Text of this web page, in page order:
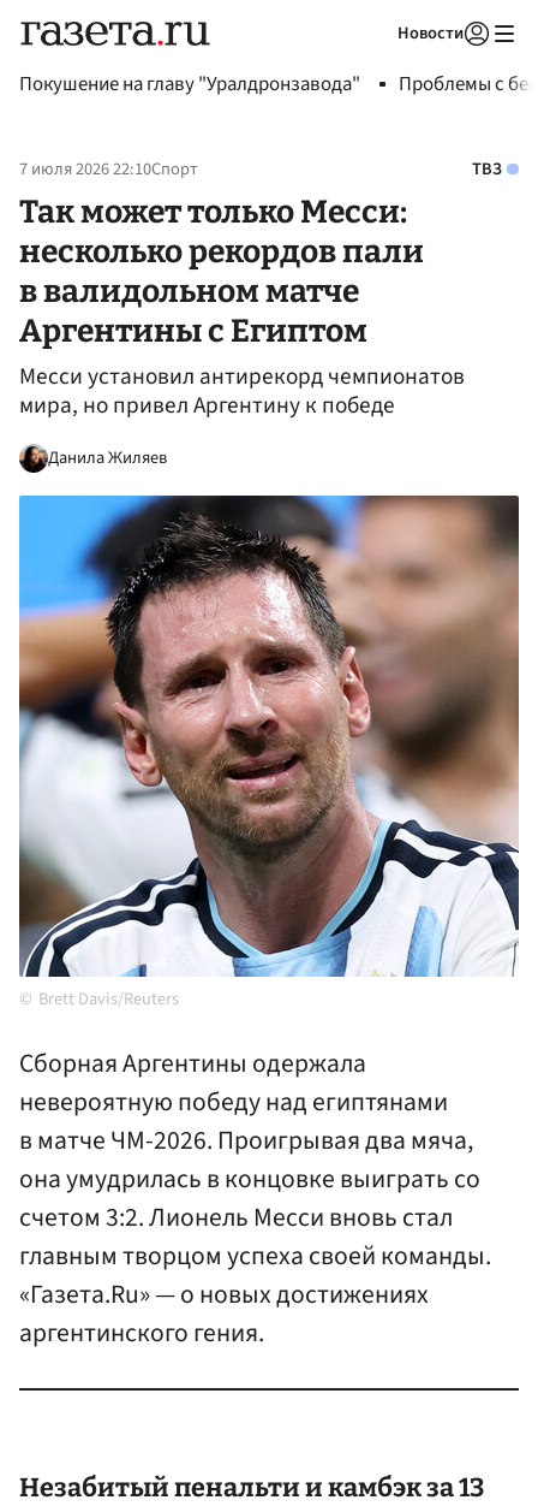
Новости
Покушение на главу "Уралдронзавода" Проблемы с
7 июля 2026 22:10Спорт ТВЗ
Так может только Месси:
несколько рекордов пали
в валидольном матче
Аргентины с Египтом
Месси установил антирекорд чемпионатов
мира, но привел Аргентину к победе
Данила Жиляев
Brett Davis/Reuters
Сборная Аргентины одержала
невероятную победу над египтянами
в матче ЧМ-2026. Проигрывая два мяча,
она умудрилась в концовке выиграть со
счетом 3:2. Лионель Месси вновь стал
главным творцом успеха своей команды.
«Газета.Ru» — о новых достижениях
аргентинского гения.
Незабитый пенальти и камбэк за 13